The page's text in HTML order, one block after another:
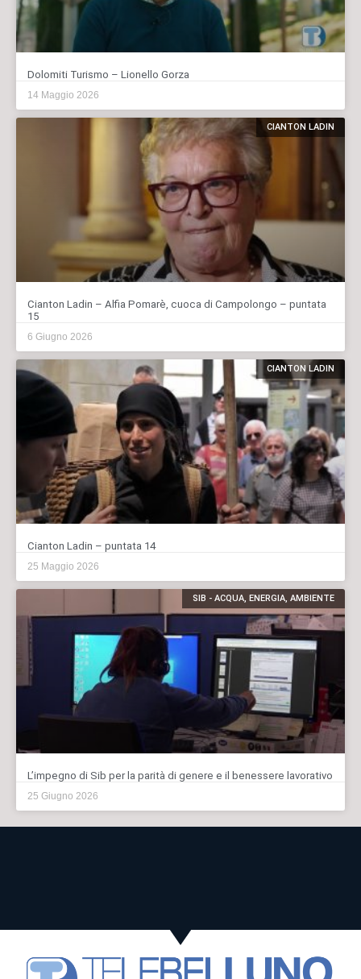
Dolomiti Turismo – Lionello Gorza
14 Maggio 2026
CIANTON LADIN
Cianton Ladin – Alfia Pomarè, cuoca di Campolongo – puntata
15
6 Giugno 2026
CIANTON LADIN
Cianton Ladin – puntata 14
25 Maggio 2026
SIB - ACQUA, ENERGIA, AMBIENTE
L’impegno di Sib per la parità di genere e il benessere lavorativo
25 Giugno 2026